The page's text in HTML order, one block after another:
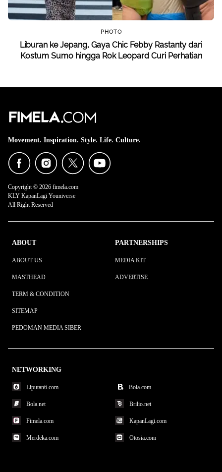
PHOTO
Liburan ke Jepang, Gaya Chic Febby Rastanty dari
Kostum Sumo hingga Rok Leopard Curi Perhatian
Movement. Inspiration. Style. Life. Culture.
Copyright © 2026 fimela.com
KLY KapanLagi Youniverse
All Right Reserved
ABOUT
ABOUT US
MASTHEAD
TERM & CONDITION
SITEMAP
PEDOMAN MEDIA SIBER
PARTNERSHIPS
MEDIA KIT
ADVERTISE
NETWORKING
Liputan6.com Bola.com
Bola.net Brilio.net
Fimela.com KapanLagi.com
Merdeka.com Otosia.com